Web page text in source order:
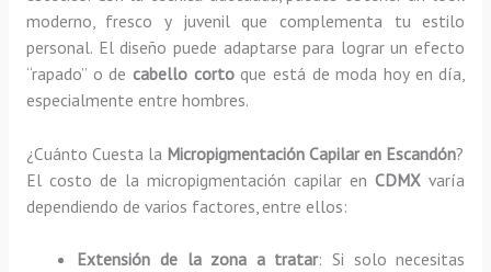
moderno, fresco y juvenil que complementa tu estilo
personal. El diseño puede adaptarse para lograr un efecto
“rapado” o de cabello cortoque está de moda hoy en día,
especialmente entre hombres.
¿Cuánto Cuesta la Micropigmentación Capilar en Escandón?
El costo de la micropigmentación capilar enCDMX varía
dependiendo de varios factores, entre ellos:
Extensión de la zona a tratar: Si solo necesitas